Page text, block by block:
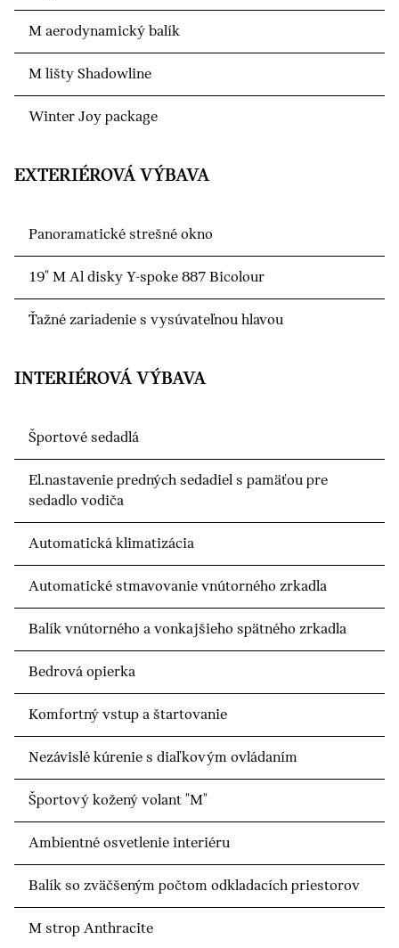
M aerodynamický balík
M lišty Shadowline
Winter Joy package
EXTERIÉROVÁ VÝBAVA
Panoramatické strešné okno
19" M Al disky Y-spoke 887 Bicolour
Ťažné zariadenie s vysúvateľnou hlavou
INTERIÉROVÁ VÝBAVA
Športové sedadlá
El.nastavenie predných sedadiel s pamäťou pre
sedadlo vodiča
Automatická klimatizácia
Automatické stmavovanie vnútorného zrkadla
Balík vnútorného a vonkajšieho spätného zrkadla
Bedrová opierka
Komfortný vstup a štartovanie
Nezávislé kúrenie s diaľkovým ovládaním
Športový kožený volant "M"
Ambientné osvetlenie interiéru
Balík so zväčšeným počtom odkladacích priestorov
M strop Anthracite